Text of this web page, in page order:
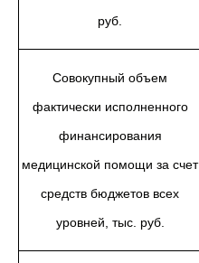
руб.
Совокупный объем
фактически исполненного
финансирования
медицинской помощи за счет
средств бюджетов всех
уровней, тыс. руб.